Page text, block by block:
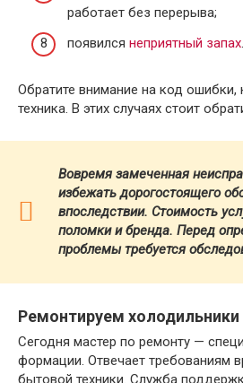
работает без перерыва;
появился неприятный запах.
Обратите внимание на код
техника. В этих случаях стоит
Вовремя замеченная
избежать дорогостоящего
впоследствии. Стоимость
поломки и бренда. Перед
проблемы требуется
Ремонтируем холодильники
Сегодня мастер по ремонту —
формации. Отвечает требованиям
бытовой техники. Служба